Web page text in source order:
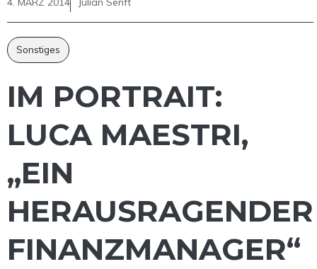
Sonstiges
IM PORTRAIT:
LUCA MAESTRI,
„EIN
HERAUSRAGENDER
FINANZMANAGER“